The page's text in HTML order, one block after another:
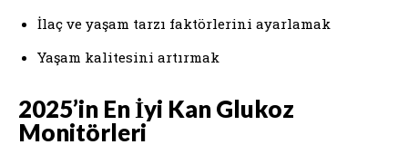
İlaç ve yaşam tarzı faktörlerini ayarlamak
Yaşam kalitesini artırmak
2025’in En İyi Kan Glukoz
Monitörleri